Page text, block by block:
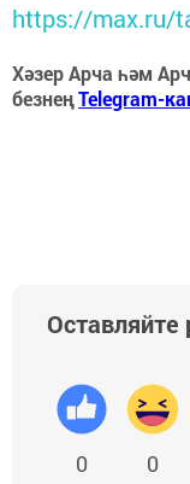
https://max.ru/
Хәзер Арча һәм
безнеңTelegram-
Оставляйте
0 0